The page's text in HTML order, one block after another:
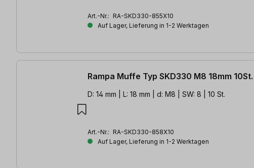
Art.-Nr.: RA-SKD330-855X10
Auf Lager, Lieferung in 1-2 Werktagen
Rampa Muffe Typ SKD330 M8 18mm 10St.
D: 14 mm | L: 18 mm | d: M8 | SW: 8 | 10 St.
Art.-Nr.: RA-SKD330-858X10
Auf Lager, Lieferung in 1-2 Werktagen